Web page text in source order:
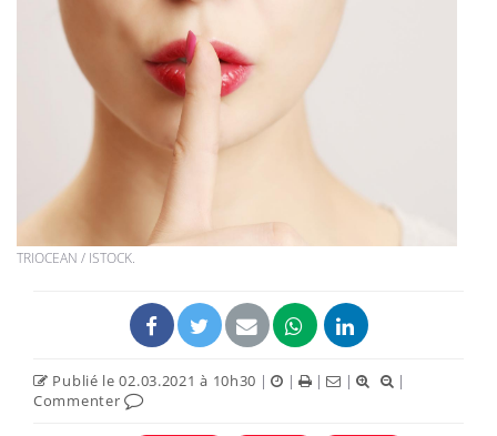
TRIOCEAN / ISTOCK.
Publié le 02.03.2021 à 10h30 | | | |
|
Commenter